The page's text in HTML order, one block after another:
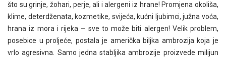
što su grinje, žohari, perje, ali i alergeni iz hrane! Promjena okoliša,
klime, deterdženata, kozmetike, svijeća, kućni ljubimci, južna voća,
hrana iz mora i rijeka – sve to može biti alergen! Velik problem,
posebice u proljeće, postala je američka biljka ambrozija koja je
vrlo agresivna. Samo jedna stabljika ambrozije proizvede milijun